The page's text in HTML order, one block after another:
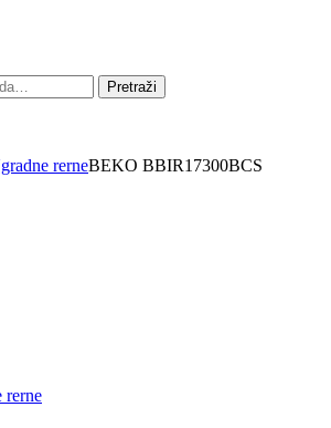
Pretraži
rerneBEKO BBIR17300BCS
rerne